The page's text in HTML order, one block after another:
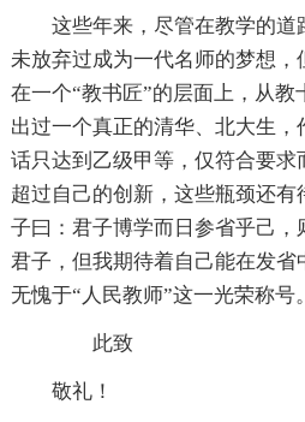
这些年来，尽管在教学的道
未放弃过成为一代名师的梦想，
在一个“教书匠”的层面上，从
出过一个真正的清华、北大生，
话只达到乙级甲等，仅符合要
超过自己的创新，这些瓶颈还
子曰：君子博学而日参省乎己
君子，但我期待着自己能在发省
无愧于“人民教师”这一光荣称号。
此致
敬礼！